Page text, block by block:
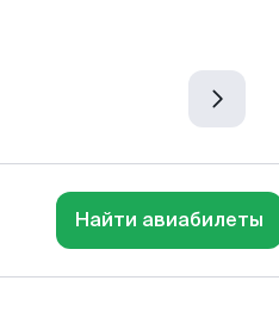
Найти авиабилеты